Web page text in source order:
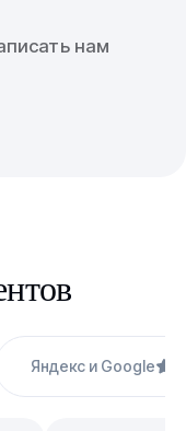
нам
Яндекс и Google